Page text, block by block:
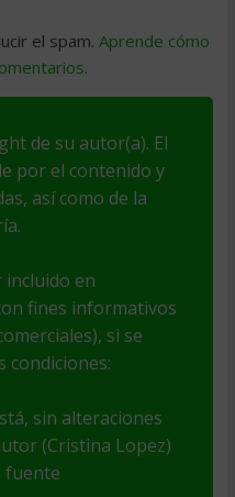
el spam. Aprende cómo
.
de su autor(a). El
por el contenido y
así como de la
incluido en
fines informativos
si se
condiciones:
sin alteraciones
(Cristina Lopez)
fuente